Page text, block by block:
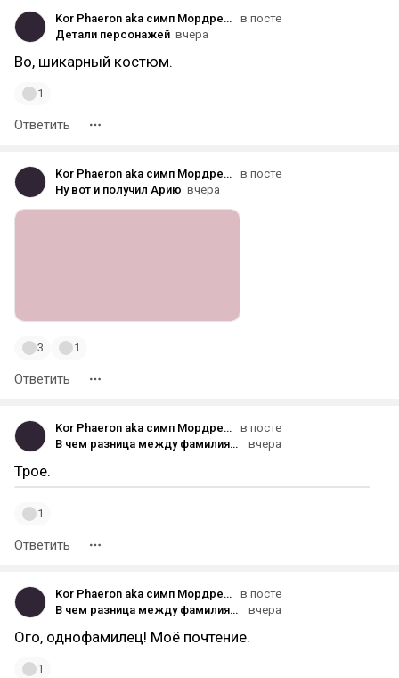
Kor Phaeron aka симп Мордред.
в посте
Детали персонажей вчера
Во, шикарный костюм.
1
Ответить
Kor Phaeron aka симп Мордред.
в посте
Ну вот и получил Арию вчера
3 1
Ответить
Kor Phaeron aka симп Мордред.
в посте
В чем разница между фамилиями на «-ов» и «-ин»
вчера
Трое.
1
Ответить
Kor Phaeron aka симп Мордред.
в посте
В чем разница между фамилиями на «-ов» и «-ин»
вчера
Ого, однофамилец! Моё почтение.
1